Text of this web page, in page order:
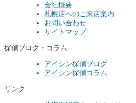
会社概要
札幌店へのご来店案内
お問い合わせ
サイトマップ
探偵ブログ・コラム
アイシン探偵ブログ
アイシン探偵コラム
リンク